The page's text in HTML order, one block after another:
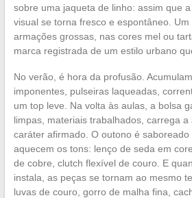
sobre uma jaqueta de linho: assim que
visual se torna fresco e espontâneo.
armações grossas, nas cores mel ou
marca registrada de um estilo urbano
No verão, é hora da profusão.
imponentes, pulseiras laqueadas,
um top leve. Na volta às aulas, a bolsa
limpas, materiais trabalhados, carrega a
caráter afirmado. O outono é
aquecem os tons: lenço de seda em
de cobre, clutch flexível de couro. E
instala, as peças se tornam ao mesmo
luvas de couro, gorro de malha fina,